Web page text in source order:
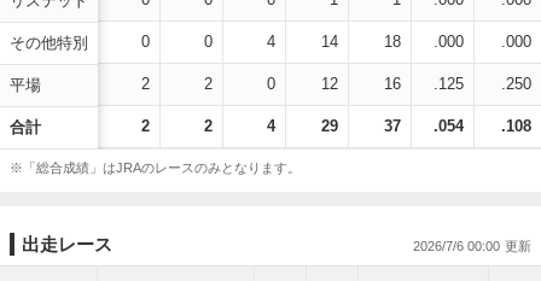
その他特別
平場
合計
0 0 4 14 18 .000 .000
2 2 0 12 16 .125 .250
2 2 4 29 37 .054 .108
※「総合成績」はJRAのレースのみとなります。
出走レース 2026/7/6 00:00